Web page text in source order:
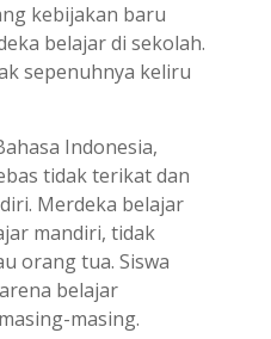
kebijakan baru
belajar di sekolah.
sepenuhnya keliru
Indonesia,
tidak terikat dan
Merdeka belajar
mandiri, tidak
orang tua. Siswa
belajar
masing.